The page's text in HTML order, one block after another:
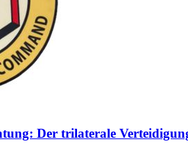
Der trilaterale